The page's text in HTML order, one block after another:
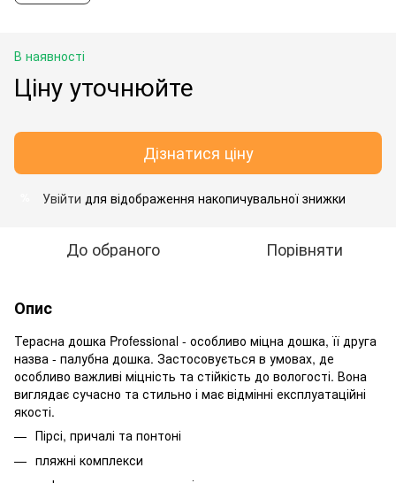
В наявності
Ціну уточнюйте
Дізнатися ціну
Увійти для відображення накопичувальної знижки
До обраного Порівняти
Опис
Терасна дошка Professional - особливо міцна дошка, її друга
назва - палубна дошка. Застосовується в умовах, де
особливо важливі міцність та стійкість до вологості. Вона
виглядає сучасно та стильно і має відмінні експлуатаційні
якості.
Пірсі, причалі та понтоні
пляжні комплекси